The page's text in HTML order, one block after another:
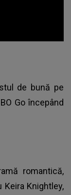
de bună pe
Go începând
romantică,
Knightley,